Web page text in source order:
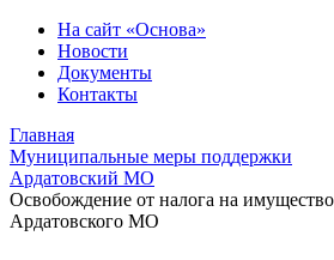
На сайт «Основа»
Новости
Документы
Контакты
Главная
Муниципальные меры поддержки
Ардатовский МО
Освобождение от налога на
Ардатовского МО